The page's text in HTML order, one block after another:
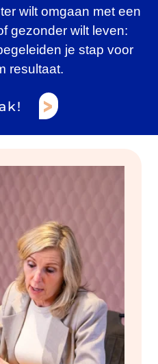
wilt omgaan met een
gezonder wilt leven:
je stap voor
resultaat.